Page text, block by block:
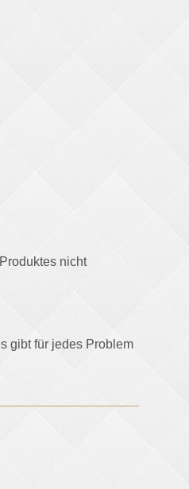
nicht
gibt für jedes Problem